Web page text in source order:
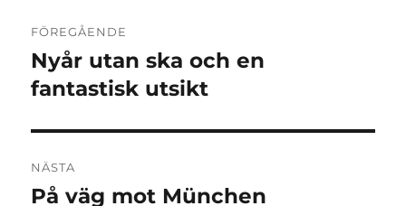
FÖREGÅENDE
Föregående
inlägg:
Nyår utan ska och en
fantastisk utsikt
NÄSTA
Nästa
På väg mot München